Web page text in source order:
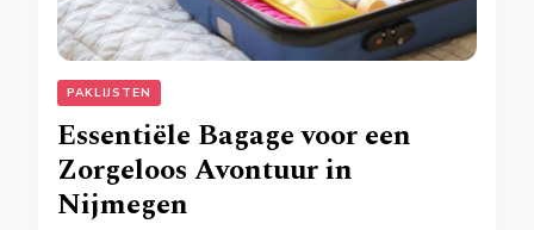
PAKLIJSTEN
Essentiële Bagage voor een
Zorgeloos Avontuur in
Nijmegen